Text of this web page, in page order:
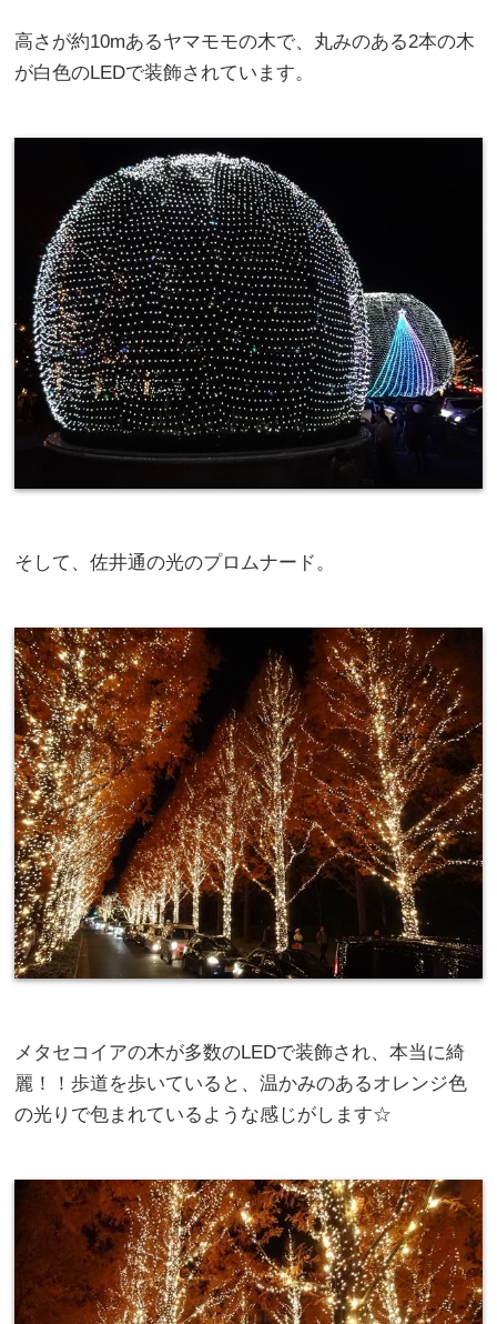
高さが約10mあるヤマモモの木で、丸みのある2本の木
が白色のLEDで装飾されています。
そして、佐井通の光のプロムナード。
メタセコイアの木が多数のLEDで装飾され、本当に綺
麗！！歩道を歩いていると、温かみのあるオレンジ色
の光りで包まれているような感じがします☆